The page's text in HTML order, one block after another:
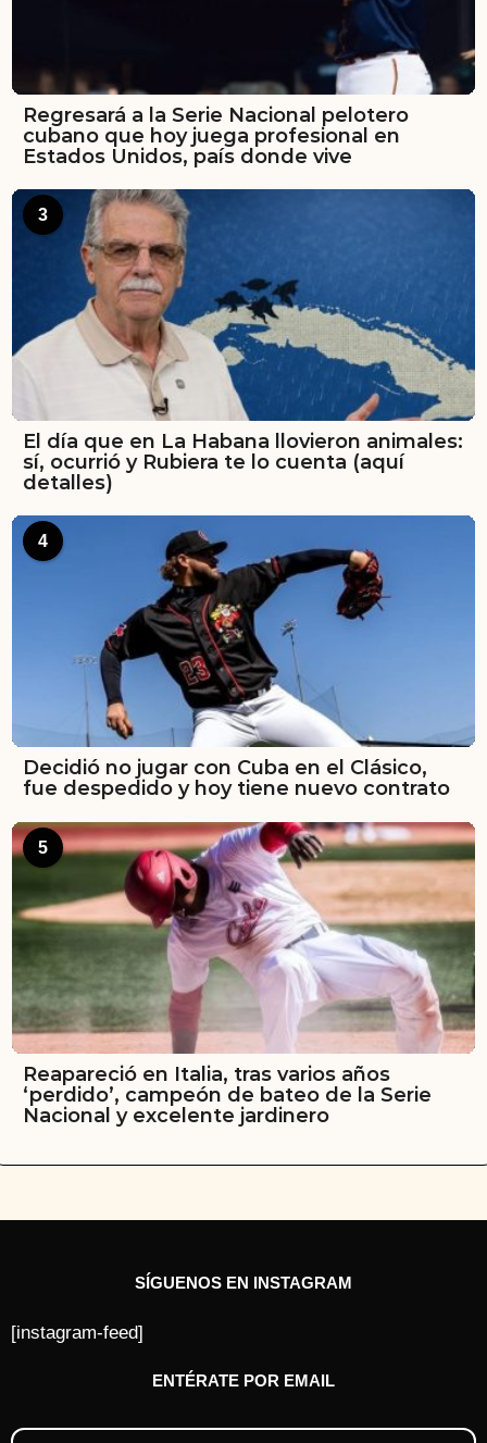
Regresará a la Serie Nacional pelotero
cubano que hoy juega profesional en
Estados Unidos, país donde vive
3
El día que en La Habana llovieron animales:
sí, ocurrió y Rubiera te lo cuenta (aquí
detalles)
4
Decidió no jugar con Cuba en el Clásico,
fue despedido y hoy tiene nuevo contrato
5
Reapareció en Italia, tras varios años
‘perdido’, campeón de bateo de la Serie
Nacional y excelente jardinero
SÍGUENOS EN INSTAGRAM
[instagram-feed]
ENTÉRATE POR EMAIL